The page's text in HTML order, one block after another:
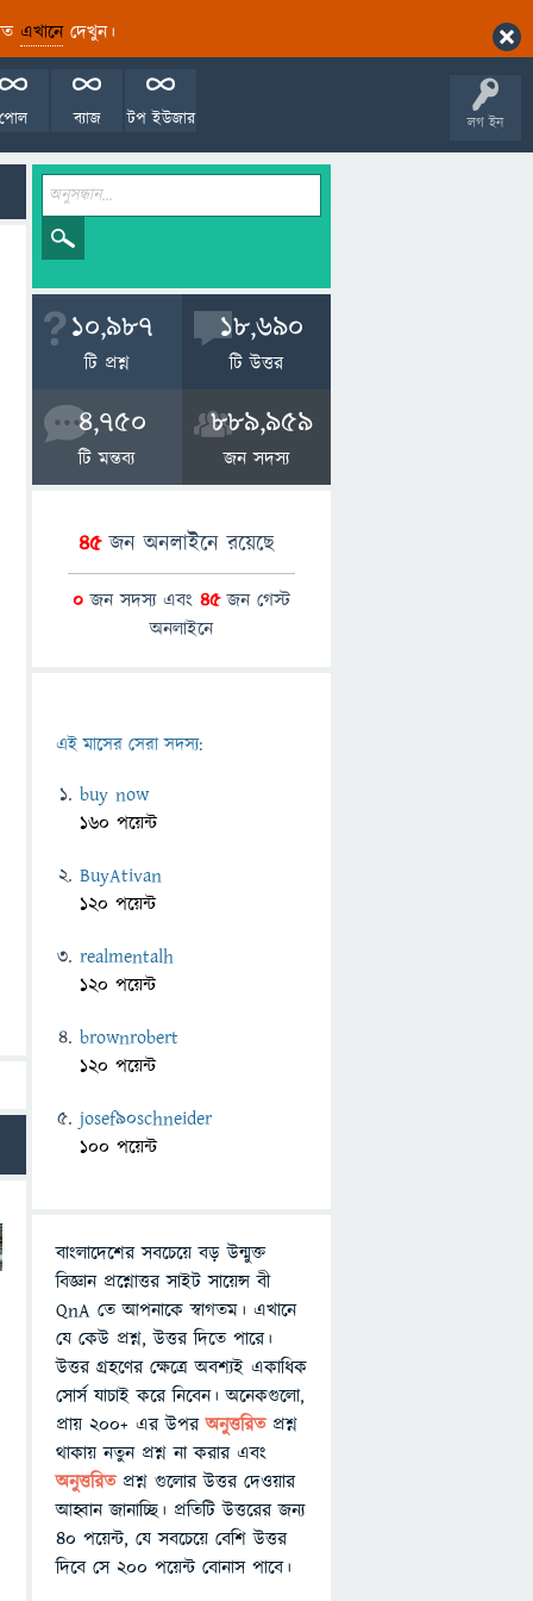
এখানেদেখুন।
লগ ইন
টপ ইউজার
ব্যাজ
পোল
10,987
টি প্রশ্ন
18,690
টি উত্তর
4,750
টি মন্তব্য
889,959
জন সদস্য
45জন অনলাইনে রয়েছে
0 জন সদস্য এবং 45জন গেস্ট
অনলাইনে
এই মাসের সেরা সদস্য:
buy now
160 পয়েন্ট
BuyAtivan
120 পয়েন্ট
realmentalh
120 পয়েন্ট
brownrobert
120 পয়েন্ট
josef90schneider
100 পয়েন্ট
বাংলাদেশের সবচেয়ে বড় উন্মুক্ত
বিজ্ঞান প্রশ্নোত্তর সাইট সায়েন্স বী
QnA তে আপনাকে স্বাগতম। এখানে
যে কেউ প্রশ্ন, উত্তর দিতে পারে।
উত্তর গ্রহণের ক্ষেত্রে অবশ্যই একাধিক
সোর্স যাচাই করে নিবেন। অনেকগুলো,
প্রায় ২০০+ এর উপরঅনুত্তরিতপ্রশ্ন
থাকায় নতুন প্রশ্ন না করার এবং
অনুত্তরিত প্রশ্ন গুলোর উত্তর দেওয়ার
আহ্বান জানাচ্ছি। প্রতিটি উত্তরের জন্য
৪০ পয়েন্ট, যে সবচেয়ে বেশি উত্তর
দিবে সে ২০০ পয়েন্ট বোনাস পাবে।